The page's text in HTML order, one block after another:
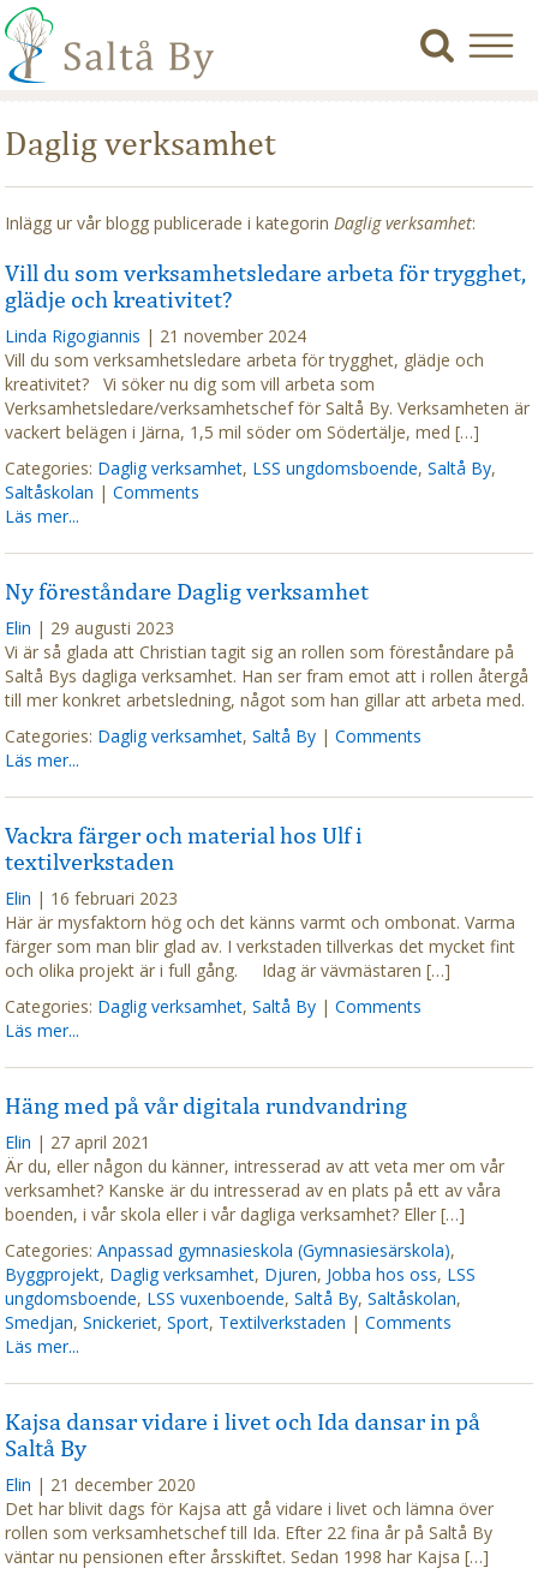
Daglig verksamhet
Inlägg ur vår blogg publicerade i kategorin Daglig verksamhet:
Vill du som verksamhetsledare arbeta för trygghet,
glädje och kreativitet?
Linda Rigogiannis | 21 november 2024
Vill du som verksamhetsledare arbeta för trygghet, glädje och
kreativitet? Vi söker nu dig som vill arbeta som
Verksamhetsledare/verksamhetschef för Saltå By. Verksamheten är
vackert belägen i Järna, 1,5 mil söder om Södertälje, med […]
Categories: Daglig verksamhet, LSS ungdomsboende, Saltå By,
Saltåskolan | Comments
Läs mer...
Ny föreståndare Daglig verksamhet
Elin | 29 augusti 2023
Vi är så glada att Christian tagit sig an rollen som föreståndare på
Saltå Bys dagliga verksamhet. Han ser fram emot att i rollen återgå
till mer konkret arbetsledning, något som han gillar att arbeta med.
Categories: Daglig verksamhet, Saltå By | Comments
Läs mer...
Vackra färger och material hos Ulf i
textilverkstaden
Elin | 16 februari 2023
Här är mysfaktorn hög och det känns varmt och ombonat. Varma
färger som man blir glad av. I verkstaden tillverkas det mycket fint
och olika projekt är i full gång. Idag är vävmästaren […]
Categories: Daglig verksamhet, Saltå By | Comments
Läs mer...
Häng med på vår digitala rundvandring
Elin | 27 april 2021
Är du, eller någon du känner, intresserad av att veta mer om vår
verksamhet? Kanske är du intresserad av en plats på ett av våra
boenden, i vår skola eller i vår dagliga verksamhet? Eller […]
Categories: Anpassad gymnasieskola (Gymnasiesärskola),
Byggprojekt, Daglig verksamhet, Djuren, Jobba hos oss, LSS
ungdomsboende, LSS vuxenboende, Saltå By, Saltåskolan,
Smedjan, Snickeriet, Sport, Textilverkstaden | Comments
Läs mer...
Kajsa dansar vidare i livet och Ida dansar in på
Saltå By
Elin | 21 december 2020
Det har blivit dags för Kajsa att gå vidare i livet och lämna över
rollen som verksamhetschef till Ida. Efter 22 fina år på Saltå By
väntar nu pensionen efter årsskiftet. Sedan 1998 har Kajsa […]